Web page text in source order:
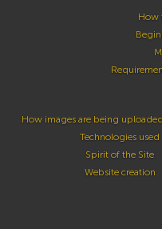
How
How images are being
Technologies used
Spirit of the Site
Website creation